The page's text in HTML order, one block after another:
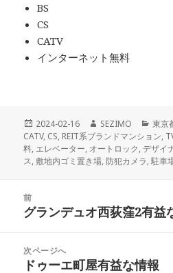
BS
CS
CATV
インターネット無料
投
稿
日:
2024-02-16
作
成
者
SEZIMO
カ
テ
ゴ
リ
東京
CATV, CS, REIT系ブランドマンション,
料, エレベーター, オートロック,デザイ
ス, 敷地内ゴミ置き場,防犯カメラ,駐車
前
前
投
稿:
グランデュオ西荻窪2有益
次ページへ
次
ドゥーエ町屋有益な情報